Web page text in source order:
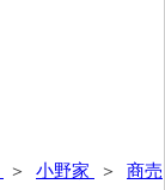
＞ 小野家 ＞ 商売